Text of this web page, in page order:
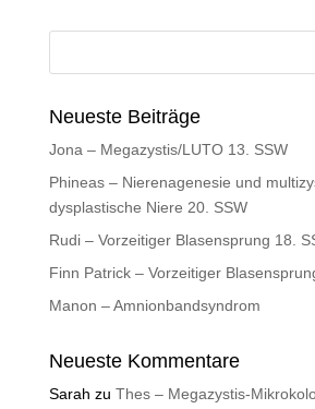
Neueste Beiträge
Jona – Megazystis/LUTO 13. SSW
Phineas – Nierenagenesie und
dysplastische Niere 20. SSW
Rudi – Vorzeitiger Blasensprung 18.
Finn Patrick – Vorzeitiger
Manon – Amnionbandsyndrom
Neueste Kommentare
Sarah zu Thes – Megazystis-